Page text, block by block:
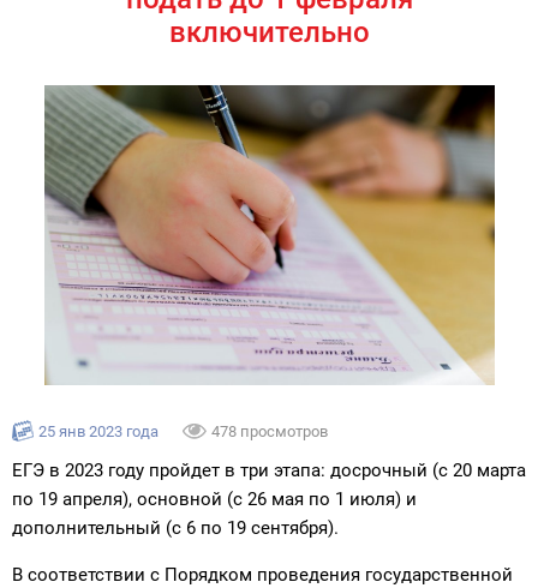
включительно
25 янв 2023 года 478 просмотров
ЕГЭ в 2023 году пройдет в три этапа: досрочный (с 20 марта
по 19 апреля), основной (с 26 мая по 1 июля) и
дополнительный (с 6 по 19 сентября).
В соответствии с Порядком проведения государственной